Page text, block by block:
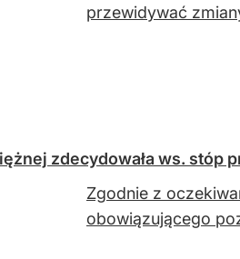
przewidywać
zdecydowała ws. stóp
Zgodnie z
obowiązującego